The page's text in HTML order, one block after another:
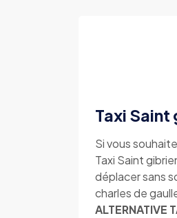
Taxi
Si vous
Taxi Saint
déplacer sans
charles de
ALTERNATIVE